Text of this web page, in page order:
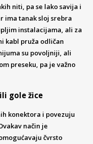
niti, pa se lako savija i
ima tanak sloj srebra
instalacijama, ali za
kabl pruža odličan
su povoljniji, ali
preseku, pa je važno
gole žice
konektora i povezuju
način je
čvrsto